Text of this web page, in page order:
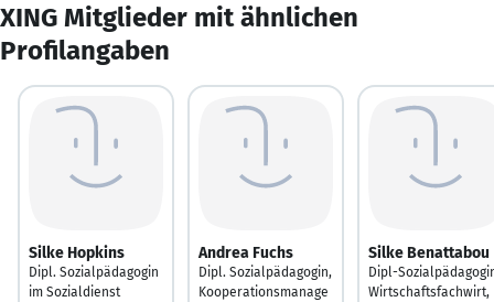
XING Mitglieder mit ähnlichen
Profilangaben
Silke Hopkins
Dipl. Sozialpädagogin
im Sozialdienst
Andrea Fuchs
Dipl. Sozialpädagogin,
Kooperationsmanage
Silke Benattabou
Dipl-
Wirtschaftsfachwirt,